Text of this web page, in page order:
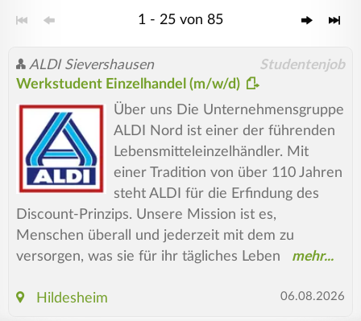
1 - 25 von 85
ALDI Sievershausen Studentenjob
Werkstudent Einzelhandel (m/w/d)
Über uns Die Unternehmensgruppe
ALDI Nord ist einer der führenden
Lebensmitteleinzelhändler. Mit
einer Tradition von über 110 Jahren
steht ALDI für die Erfindung des
Discount-Prinzips. Unsere Mission ist es,
Menschen überall und jederzeit mit dem zu
versorgen, was sie für ihr tägliches Leben
Hildesheim 06.08.2026